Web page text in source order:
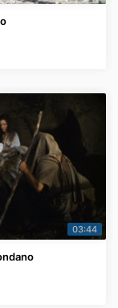
03:44